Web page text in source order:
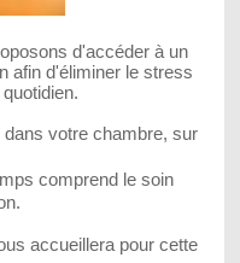
d'accéder à un
afin d'éliminer le stress
votre chambre, sur
comprend le soin
accueillera pour cette